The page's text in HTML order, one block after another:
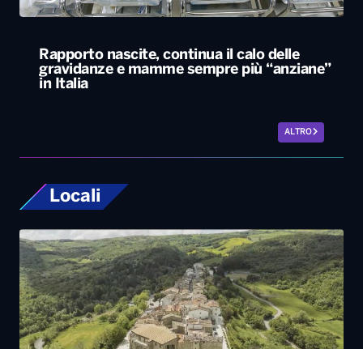
Rapporto nascite, continua il calo delle
gravidanze e mamme sempre più “anziane”
in Italia
ALTRO
Locali